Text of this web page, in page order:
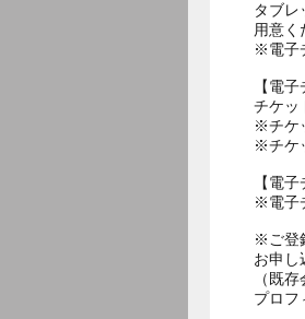
タブ
用意く
※電子
【電
チケッ
※チケ
※チケ
【電
※電子
※ご登
お申し
（既
プロフ